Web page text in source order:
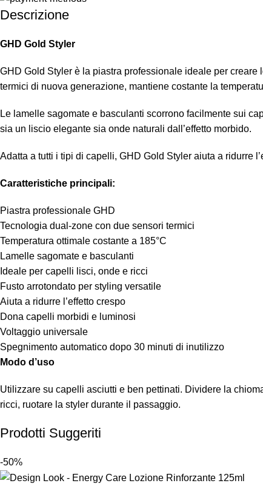
Descrizione
GHD Gold Styler
GHD Gold Styler è la piastra professionale ideale per
termici di nuova generazione, mantiene costante la
Le lamelle sagomate e basculanti scorrono facilmente sui
sia un liscio elegante sia onde naturali dall’effetto morbido.
Adatta a tutti i tipi di capelli, GHD Gold Styler aiuta a ridurre
Caratteristiche principali:
Piastra professionale GHD
Tecnologia dual-zone con due sensori termici
Temperatura ottimale costante a 185°C
Lamelle sagomate e basculanti
Ideale per capelli lisci, onde e ricci
Fusto arrotondato per styling versatile
Aiuta a ridurre l’effetto crespo
Dona capelli morbidi e luminosi
Voltaggio universale
Spegnimento automatico dopo 30 minuti di inutilizzo
Modo d’uso
Utilizzare su capelli asciutti e ben pettinati. Dividere la
ricci, ruotare la styler durante il passaggio.
Prodotti Suggeriti
-50%